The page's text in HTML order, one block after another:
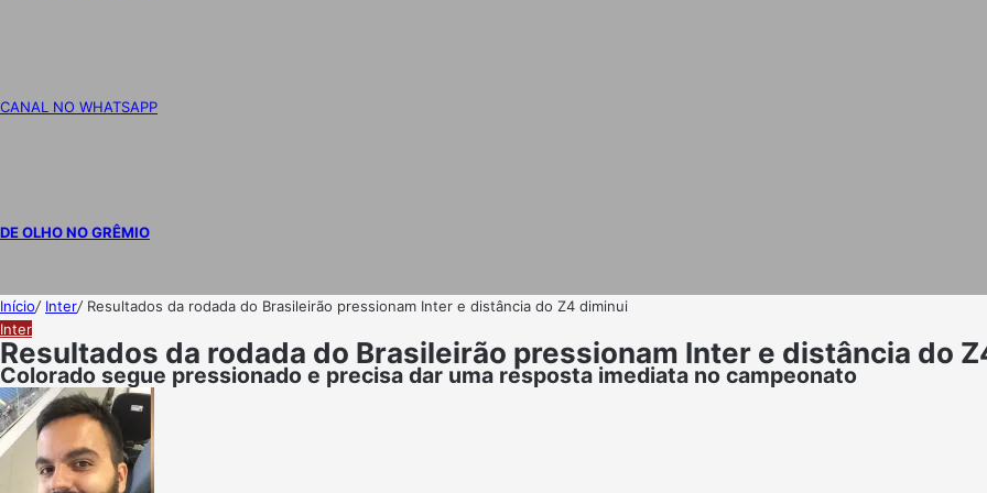
CANAL NO WHATSAPP
DE OLHO NO GRÊMIO
Início/ Inter/ Resultados da rodada do Brasileirão pressionam Inter e distância do Z4 diminui
Inter
Resultados da rodada do Brasileirão pressionam Inter e distância do
Colorado segue pressionado e precisa dar uma resposta imediata no campeonato